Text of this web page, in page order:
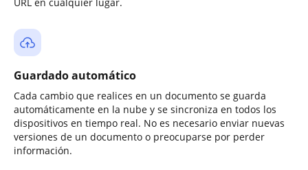
Guardado automático
Cada cambio que realices en un documento se guarda
automáticamente en la nube y se sincroniza en todos los
dispositivos en tiempo real. No es necesario enviar nuevas
versiones de un documento o preocuparse por perder
información.